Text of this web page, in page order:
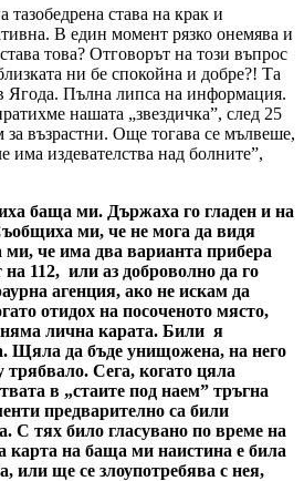
става на крак и
В един момент рязко онемява и
това? Отговорът на този въпрос
ни бе спокойна и добре?! Та
Ягода. Пълна липса на информация.
нашата „звездичка”, след 25
за възрастни. Още тогава се мълвеше,
има издевателства над болните”,
баща ми. Държаха го гладен и на
ми, че не мога да видя
ми, че има два варианта прибера
112, или аз доброволно да го
агенция, ако не искам да
отидох на посоченото място,
няма лична карата. Били я
Щяла да бъде унищожена, на него
трябвало. Сега, когато цяла
в „стаите под наем” тръгна
предварително са били
С тях било гласувано по време на
карта на баща ми наистина е била
или ще се злоупотребява с нея,